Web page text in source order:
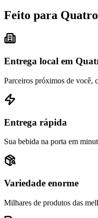
Feito para
Entrega local em
Parceiros próximos de você,
Entrega rápida
Sua bebida na porta em
Variedade enorme
Milhares de produtos das